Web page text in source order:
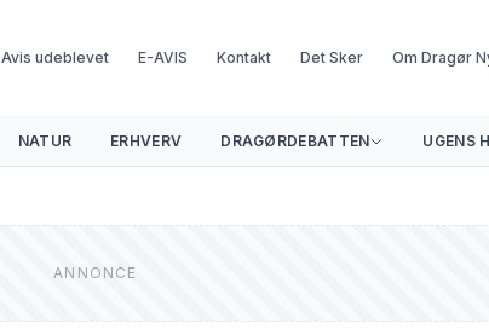
Avis udeblevet E-AVIS Kontakt Det Sker Om Dragør
NATUR ERHVERV DRAGØRDEBATTEN UGENS